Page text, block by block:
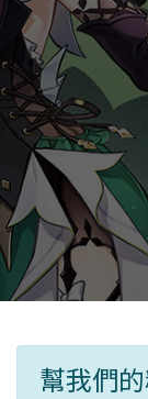
幫我們